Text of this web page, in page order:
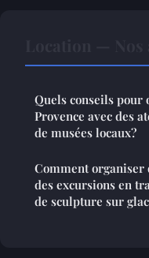
Quels conseils pour
Provence avec des
de musées locaux?
Comment organiser
des excursions en
de sculpture sur